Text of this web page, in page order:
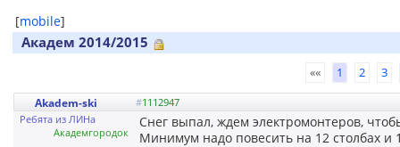
[mobile]
Академ 2014/2015
«« 1 2 3
Akadem-ski #1112947
Ребята из ЛИНа
Академгородок
Снег выпал, ждем электромонтеров,
Минимум надо повесить на 12 столбах и